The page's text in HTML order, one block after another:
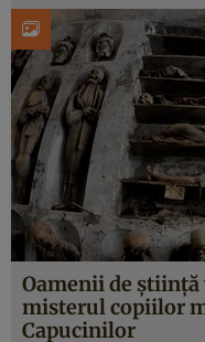
Oamenii de știință
misterul copiilor
Capucinilor